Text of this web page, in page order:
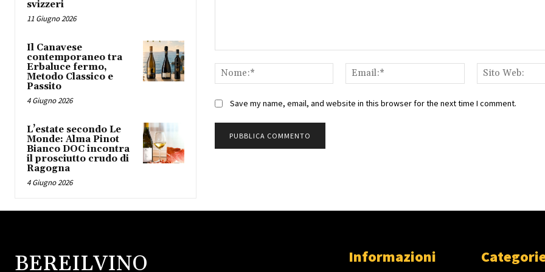
svizzeri
11 Giugno 2026
Il Canavese
contemporaneo tra
Erbaluce fermo,
Metodo Classico e
Passito
4 Giugno 2026
L’estate secondo Le
Monde: Alma Pinot
Bianco DOC incontra
il prosciutto crudo di
Ragogna
4 Giugno 2026
Nome:*
Email:*
Save my name, email, and website in this browser for the next time I comment.
BEREILVINO Informazioni